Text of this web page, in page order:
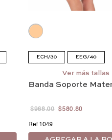
ECH/30 EEG/40
Ver más tallas
Banda Soporte
$968.00 $580.80
1049